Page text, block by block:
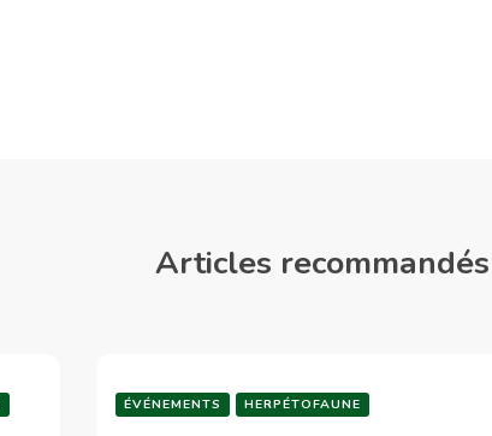
Articles recommandés
ÉVÉNEMENTS HERPÉTOFAUNE